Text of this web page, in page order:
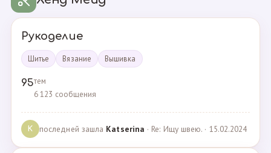
Рукоделие
Шитье Вязание Вышивка
95тем
6 123 сообщения
K последней зашла Katserina · Re: Ищу швею. · 15.02.2024